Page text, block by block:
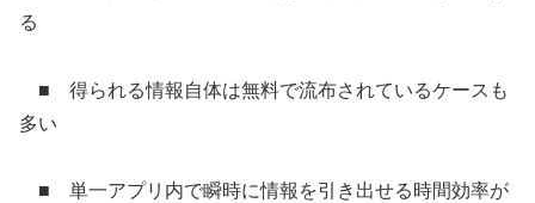
る
■ 得られる情報自体は無料で流布されているケースも
多い
■ 単一アプリ内で瞬時に情報を引き出せる時間効率が